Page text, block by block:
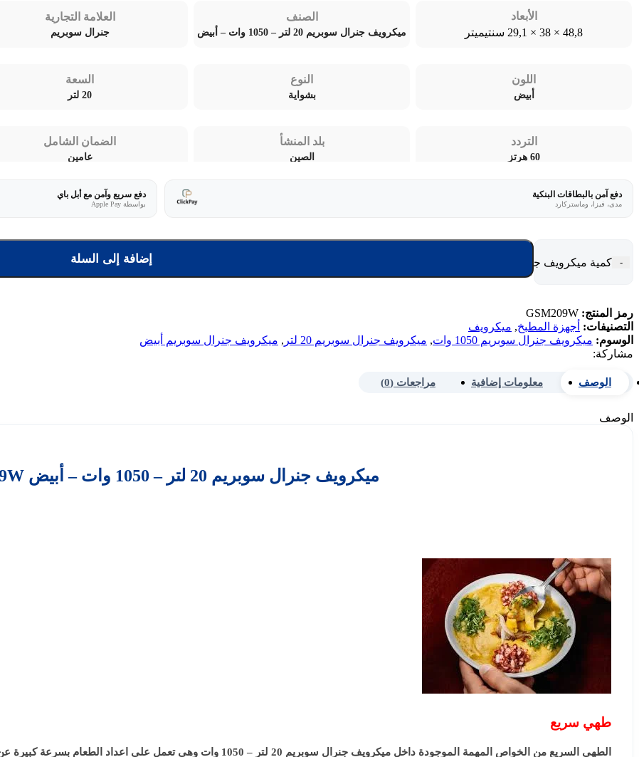
الأبعاد
48,8 × 38 × 29,1 سنتيميتر
الصنف
ميكرويف جنرال سوبريم 20 لتر – 1050 وات – أبيض
العلامة التجارية
جنرال سوبريم
اللون
أبيض
النوع
بشواية
السعة
20 لتر
التردد
60 هرتز
بلد المنشأ
الصين
الضمان الشامل
عامين
دفع آمن بالبطاقات البنكية
مدى، فيزا، وماستركارد
دفع سريع وآمن مع أبل باي
بواسطة Apple Pay
- كمية ميكرويف جنرال سوبريم 20 لتر - 1050 وات - أبيض GSM209W إضافة إلى السلة
رمز المنتج: GSM209W
التصنيفات: أجهزة المطبخ, ميكرويف
الوسوم: ميكرويف جنرال سوبريم 1050 وات , ميكرويف جنرال سوبريم 20 لتر , ميكرويف جنرال سوبريم أبيض
مشاركة:
الوصف معلومات إضافية مراجعات (0)
الوصف
ميكرويف جنرال سوبريم 20 لتر – 1050 وات – أبيض GSM209W
طهي سريع